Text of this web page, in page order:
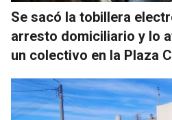
Se sacó la tobillera
arresto domiciliario y lo
un colectivo en la Plaza